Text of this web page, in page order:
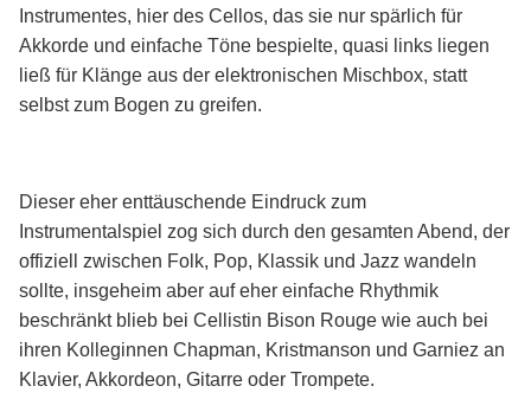
Instrumentes, hier des Cellos, das sie nur spärlich für
Akkorde und einfache Töne bespielte, quasi links liegen
ließ für Klänge aus der elektronischen Mischbox, statt
selbst zum Bogen zu greifen.
Dieser eher enttäuschende Eindruck zum
Instrumentalspiel zog sich durch den gesamten Abend, der
offiziell zwischen Folk, Pop, Klassik und Jazz wandeln
sollte, insgeheim aber auf eher einfache Rhythmik
beschränkt blieb bei Cellistin Bison Rouge wie auch bei
ihren Kolleginnen Chapman, Kristmanson und Garniez an
Klavier, Akkordeon, Gitarre oder Trompete.